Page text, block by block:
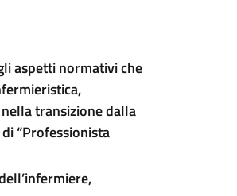
aspetti normativi che
transizione dalla
“Professionista